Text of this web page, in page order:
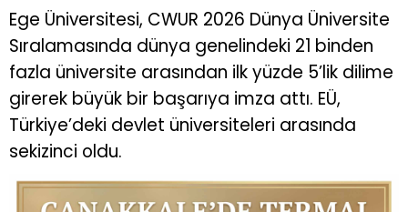
Ege Üniversitesi, CWUR 2026 Dünya Üniversite
Sıralamasında dünya genelindeki 21 binden
fazla üniversite arasından ilk yüzde 5’lik dilime
girerek büyük bir başarıya imza attı. EÜ,
Türkiye’deki devlet üniversiteleri arasında
sekizinci oldu.